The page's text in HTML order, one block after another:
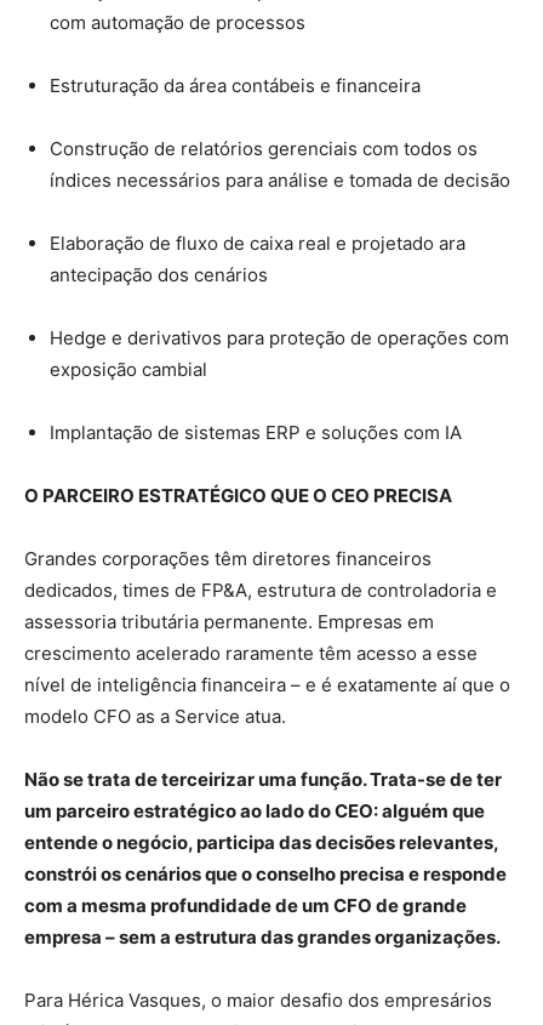
com automação de processos
Estruturação da área contábeis e financeira
Construção de relatórios gerenciais com todos os
índices necessários para análise e tomada de decisão
Elaboração de fluxo de caixa real e projetado ara
antecipação dos cenários
Hedge e derivativos para proteção de operações com
exposição cambial
Implantação de sistemas ERP e soluções com IA
O PARCEIRO ESTRATÉGICO QUE O CEO PRECISA
Grandes corporações têm diretores financeiros
dedicados, times de FP&A, estrutura de controladoria e
assessoria tributária permanente. Empresas em
crescimento acelerado raramente têm acesso a esse
nível de inteligência financeira – e é exatamente aí que o
modelo CFO as a Service atua.
Não se trata de terceirizar uma função. Trata-se de ter
um parceiro estratégico ao lado do CEO: alguém que
entende o negócio, participa das decisões relevantes,
constrói os cenários que o conselho precisa e responde
com a mesma profundidade de um CFO de grande
empresa – sem a estrutura das grandes organizações.
Para Hérica Vasques, o maior desafio dos empresários